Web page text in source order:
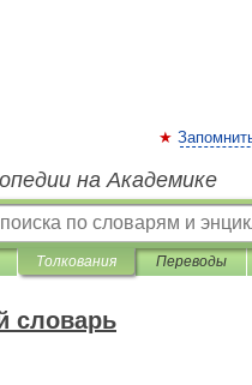
на Академике
Толкования Переводы
словарь